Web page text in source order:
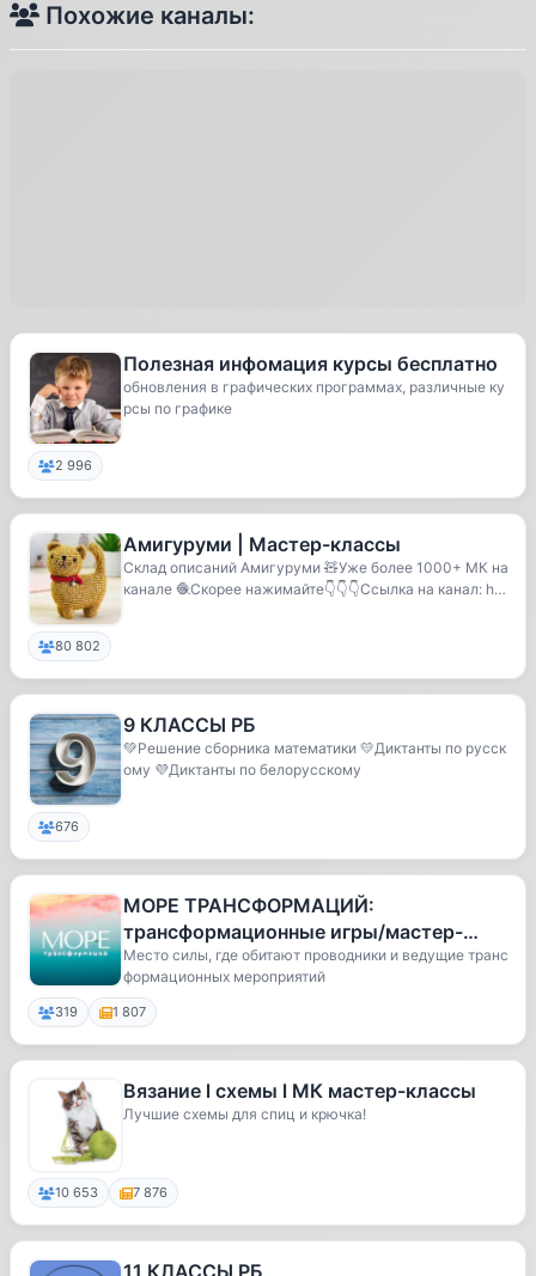
Похожие каналы:
Полезная инфомация курсы бесплатно
обновления в графических программах, различные ку
рсы по графике
2 996
Амигуруми | Мастер-классы
Склад описаний Амигуруми 🧸Уже более 1000+ МК на
канале 🧶Скорее нажимайте👇👇👇Ссылка на канал: htt
80 802
9 КЛАССЫ РБ
💚Решение сборника математики 💛Диктанты по русск
ому 💜Диктанты по белорусскому
676
МОРЕ ТРАНСФОРМАЦИЙ:
трансформационные игры/мастер-
классы/практикумы
Место силы, где обитают проводники и ведущие транс
формационных мероприятий
319 1 807
Вязание l схемы l МК мастер-классы
Лучшие схемы для спиц и крючка!
10 653 7 876
11 КЛАССЫ РБ